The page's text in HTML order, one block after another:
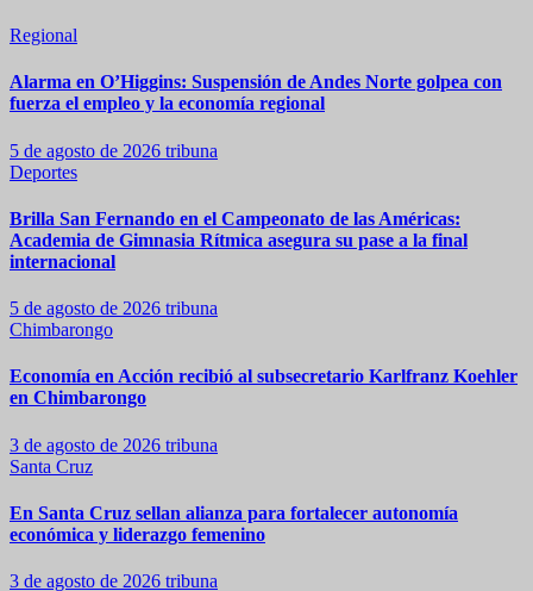
Regional
Alarma en O’Higgins: Suspensión de Andes Norte golpea con
fuerza el empleo y la economía regional
5 de agosto de 2026 tribuna
Deportes
Brilla San Fernando en el Campeonato de las Américas:
Academia de Gimnasia Rítmica asegura su pase a la final
internacional
5 de agosto de 2026 tribuna
Chimbarongo
Economía en Acción recibió al subsecretario Karlfranz Koehler
en Chimbarongo
3 de agosto de 2026 tribuna
Santa Cruz
En Santa Cruz sellan alianza para fortalecer autonomía
económica y liderazgo femenino
3 de agosto de 2026 tribuna